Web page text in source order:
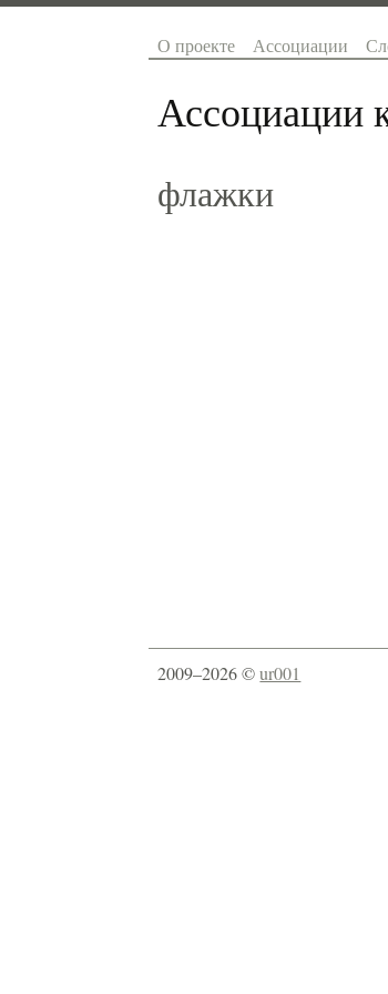
О проекте Ассоциации
Ассоциации
флажки
2009–2026 ©ur001